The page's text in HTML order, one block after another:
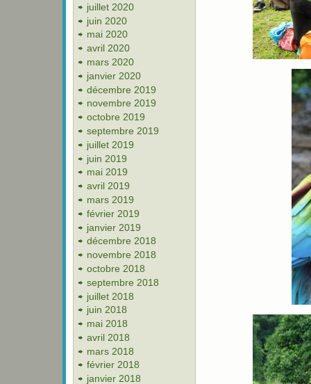
juillet 2020
juin 2020
mai 2020
avril 2020
mars 2020
janvier 2020
décembre 2019
novembre 2019
octobre 2019
septembre 2019
juillet 2019
juin 2019
mai 2019
avril 2019
mars 2019
février 2019
janvier 2019
décembre 2018
novembre 2018
octobre 2018
septembre 2018
juillet 2018
juin 2018
mai 2018
avril 2018
mars 2018
février 2018
janvier 2018